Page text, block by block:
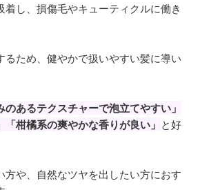
着し、損傷毛やキューティクルに働き
るため、健やかで扱いやすい髪に導い
のあるテクスチャーで泡立てやすい」
「柑橘系の爽やかな香りが良い」 と好
方や、自然なツヤを出したい方におす